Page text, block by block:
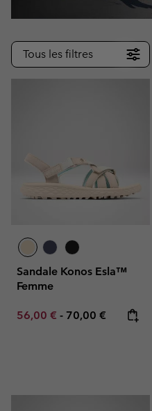
Tous les filtres
Sandale Konos Esla™
Femme
Minimum sale price:
56,00 € - Maximum price:
70,00 €